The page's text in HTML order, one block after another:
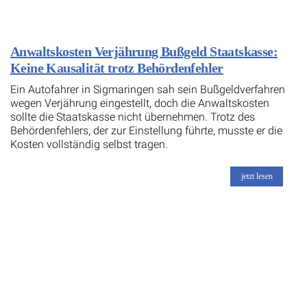
Anwaltskosten Verjährung Bußgeld Staatskasse:
Keine Kausalität trotz Behördenfehler
Ein Autofahrer in Sigmaringen sah sein Bußgeldverfahren
wegen Verjährung eingestellt, doch die Anwaltskosten
sollte die Staatskasse nicht übernehmen. Trotz des
Behördenfehlers, der zur Einstellung führte, musste er die
Kosten vollständig selbst tragen.
jetzt lesen